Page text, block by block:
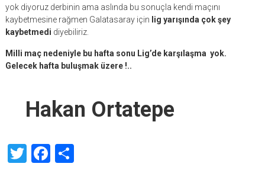
yok diyoruz derbinin ama aslında bu sonuçla kendi maçını
kaybetmesine rağmen Galatasaray için lig yarışında çok şey
kaybetmedi diyebiliriz.
Milli maç nedeniyle bu hafta sonu Lig’de karşılaşma yok.
Gelecek hafta buluşmak üzere !..
Hakan Ortatepe
TwitterFacebook
Share